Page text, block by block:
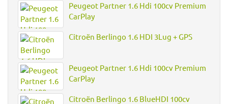
Peugeot Partner 1.6 Hdi 100cv Premium
CarPlay
Citroën Berlingo 1.6 HDI 3Lug + GPS
Peugeot Partner 1.6 Hdi 100cv Premium
CarPlay
Citroën Berlingo 1.6 BlueHDI 100cv